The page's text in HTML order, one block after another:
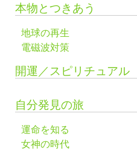
本物とつきあう
地球の再生
電磁波対策
開運／スピリチュアル
自分発見の旅
運命を知る
女神の時代